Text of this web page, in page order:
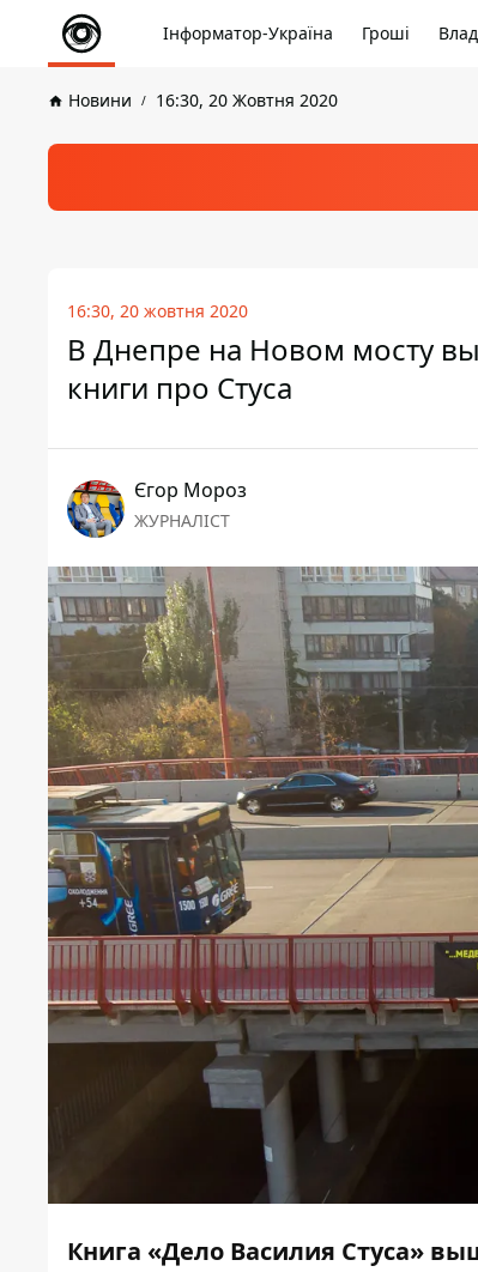
Інформатор-Україна Гроші
Новини 16:30, 20 Жовтня 2020
16:30, 20 жовтня 2020
В Днепре на Новом мосту
книги про Стуса
Єгор Мороз
ЖУРНАЛІСТ
Книга «Дело Василия Стуса»